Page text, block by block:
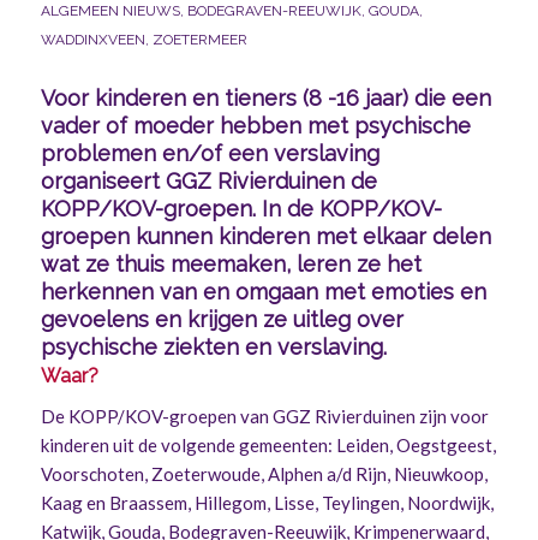
ALGEMEEN NIEUWS, BODEGRAVEN-REEUWIJK, GOUDA,
WADDINXVEEN ZOETERMEER
Voor kinderen en tieners (8 -16 jaar) die een
vader of moeder hebben met psychische
problemen en/of een verslaving
organiseert GGZ Rivierduinen de
KOPP/KOV-groepen. In de KOPP/KOV-
groepen kunnen kinderen met elkaar delen
wat ze thuis meemaken, leren ze het
herkennen van en omgaan met emoties en
gevoelens en krijgen ze uitleg over
psychische ziekten en verslaving.
Waar?
De KOPP/KOV-groepen van GGZ Rivierduinen zijn voor
kinderen uit de volgende gemeenten: Leiden, Oegstgeest,
Voorschoten, Zoeterwoude, Alphen a/d Rijn, Nieuwkoop,
Kaag en Braassem, Hillegom, Lisse, Teylingen, Noordwijk,
Katwijk, Gouda, Bodegraven-Reeuwijk, Krimpenerwaard,